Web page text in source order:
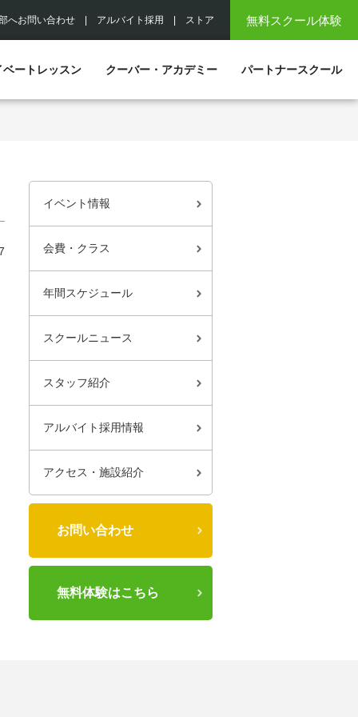
無料スクール体験
へお問い合わせ アルバイト採用 ストア
ベートレッスン クーバー・アカデミー パートナースクール
イベント情報
会費・クラス
年間スケジュール
スクールニュース
スタッフ紹介
アルバイト採用情報
アクセス・施設紹介
お問い合わせ
無料体験はこちら